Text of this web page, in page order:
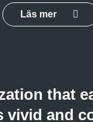
Läs mer
that
vivid and